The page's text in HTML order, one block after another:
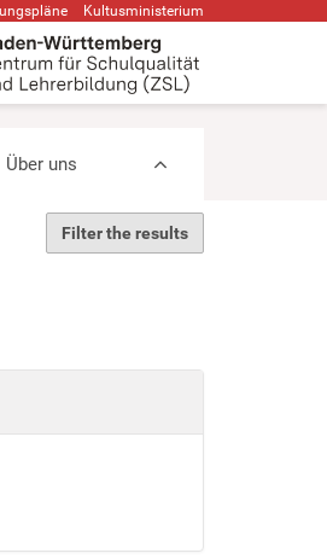
Kultusministerium
Über uns
Filter the results